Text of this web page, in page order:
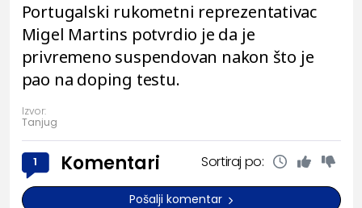
Portugalski rukometni reprezentativac
Migel Martins potvrdio je da je
privremeno suspendovan nakon što je
pao na doping testu.
Izvor:
Tanjug
1 Komentari Sortiraj po:
Pošalji komentar